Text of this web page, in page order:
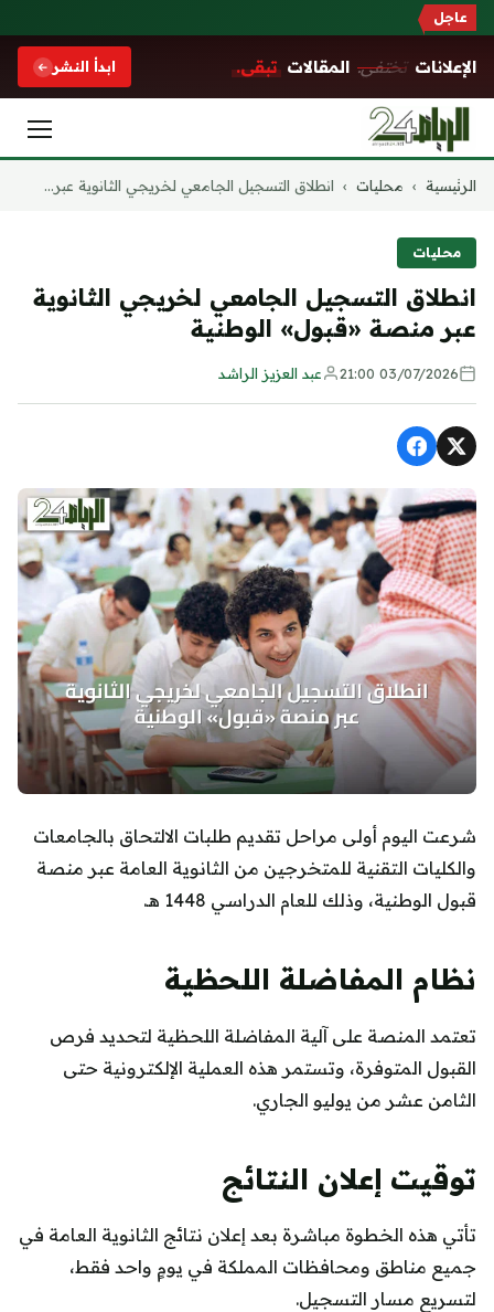
عاجل
الإعلانات تختفي. المقالات تبقى. ابدأ النشر
التجاوز
الرئيسية › محليات › انطلاق التسجيل الجامعي لخريجي الثانوية عبر...
محليات
انطلاق التسجيل الجامعي لخريجي الثانوية
عبر منصة «قبول» الوطنية
03/07/2026 21:00 عبد العزيز الراشد
شرعت اليوم أولى مراحل تقديم طلبات الالتحاق بالجامعات
والكليات التقنية للمتخرجين من الثانوية العامة عبر منصة
قبول الوطنية، وذلك للعام الدراسي 1448 هـ.
نظام المفاضلة اللحظية
تعتمد المنصة على آلية المفاضلة اللحظية لتحديد فرص
القبول المتوفرة، وتستمر هذه العملية الإلكترونية حتى
الثامن عشر من يوليو الجاري.
توقيت إعلان النتائج
تأتي هذه الخطوة مباشرة بعد إعلان نتائج الثانوية العامة في
جميع مناطق ومحافظات المملكة في يومٍ واحد فقط،
لتسريع مسار التسجيل.